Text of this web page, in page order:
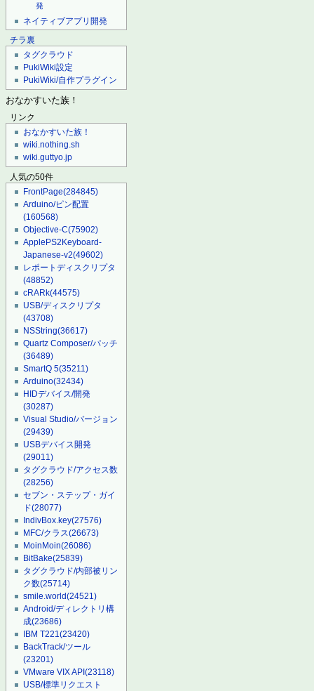
発
ネイティブアプリ開発
チラ裏
タグクラウド
PukiWiki設定
PukiWiki/自作プラグイン
おなかすいた族！
リンク
おなかすいた族！
wiki.nothing.sh
wiki.guttyo.jp
人気の50件
FrontPage(284845)
Arduino/ピン配置
(160568)
Objective-C(75902)
ApplePS2Keyboard-
Japanese-v2(49602)
レポートディスクリプタ
(48852)
cRARk(44575)
USB/ディスクリプタ
(43708)
NSString(36617)
Quartz Composer/パッチ
(36489)
SmartQ 5(35211)
Arduino(32434)
HIDデバイス/開発
(30287)
Visual Studio/バージョン
(29439)
USBデバイス開発
(29011)
タグクラウド/アクセス数
(28256)
セブン・ステップ・ガイ
ド(28077)
IndivBox.key(27576)
MFC/クラス(26673)
MoinMoin(26086)
BitBake(25839)
タグクラウド/内部被リン
ク数(25714)
smile.world(24521)
Android/ディレクトリ構
成(23686)
IBM T221(23420)
BackTrack/ツール
(23201)
VMware VIX API(23118)
USB/標準リクエスト